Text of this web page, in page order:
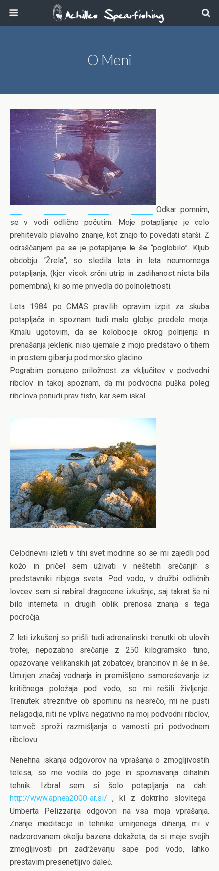
O Meni
Odkar pomnim,
se v vodi odlično počutim. Moje potapljanje je celo
prehitevalo plavalno znanje, kot znajo to povedati starši. Z
odraščanjem pa se je potapljanje le še “poglobilo”. Kljub
obdobju “Žrela”, so sledila leta in leta neumornega
potapljanja, (kjer visok srčni utrip in zadihanost nista bila
pomembna), ki so me privedla do polnoletnosti.
Leta 1984 po CMAS pravilih opravim izpit za skuba
potapljača in spoznam tudi malo globje predele morja.
Kmalu ugotovim, da se kolobocije okrog polnjenja in
prenašanja jeklenk, niso ujemale z mojo predstavo o tihem
in prostem gibanju pod morsko gladino.
Pograbim ponujeno priložnost za vključitev v podvodni
ribolov in takoj spoznam, da mi podvodna puška poleg
ribolova ponudi prav tisto, kar sem iskal.
Celodnevni izleti v tihi svet modrine so se mi zajedli pod
kožo in pričel sem uživati v neštetih srečanjih s
predstavniki ribjega sveta. Pod vodo, v družbi odličnih
lovcev sem si nabiral dragocene izkušnje, saj takrat še ni
bilo interneta in drugih oblik prenosa znanja s tega
področja.
Z leti izkušenj so prišli tudi adrenalinski trenutki ob ulovih
trofej, nepozabno srečanje z 250 kilogramsko tuno,
opazovanje velikanskih jat zobatcev, brancinov in še in še.
Umirjen značaj vodnarja in premišljeno samoreševanje iz
kritičnega položaja pod vodo, so mi rešili življenje.
Trenutek streznitve ob spominu na nesrečo, mi ne pusti
nelagodja, niti ne vpliva negativno na moj podvodni ribolov,
temveč sproži razmišljanja o varnosti pri podvodnem
ribolovu.
Nenehna iskanja odgovorov na vprašanja o zmogljivostih
telesa, so me vodila do joge in spoznavanja dihalnih
tehnik. Izbral sem si šolo potapljanja na dah:
http://www.apnea2000-ar.si/ , ki z doktrino slovitega
Umberta Pelizzarija odgovori na vsa moja vprašanja.
Znanje meditacije in tehnike umirjenega dihanja, mi v
nadzorovanem okolju bazena dokažeta, da si meje svojih
zmogljivosti pri zadrževanju sape pod vodo, lahko
prestavim presenetljivo daleč.